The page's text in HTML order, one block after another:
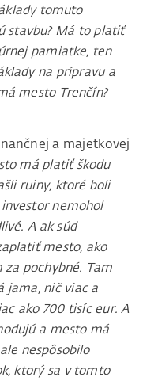
tomuto
stavbu? Má to platiť
pamiatke, ten
na prípravu a
mesto Trenčín?
a majetkovej
má platiť škodu
ruiny, ktoré boli
nemohol
A ak súd
mesto, ako
za pochybné. Tam
jama, nič viac a
ako 700 tisíc eur. A
a mesto má
nespôsobilo
ktorý sa v tomto